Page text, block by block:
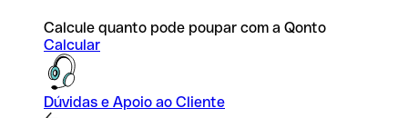
Calcule quanto pode poupar com a Qonto
Calcular
Dúvidas e Apoio ao Cliente